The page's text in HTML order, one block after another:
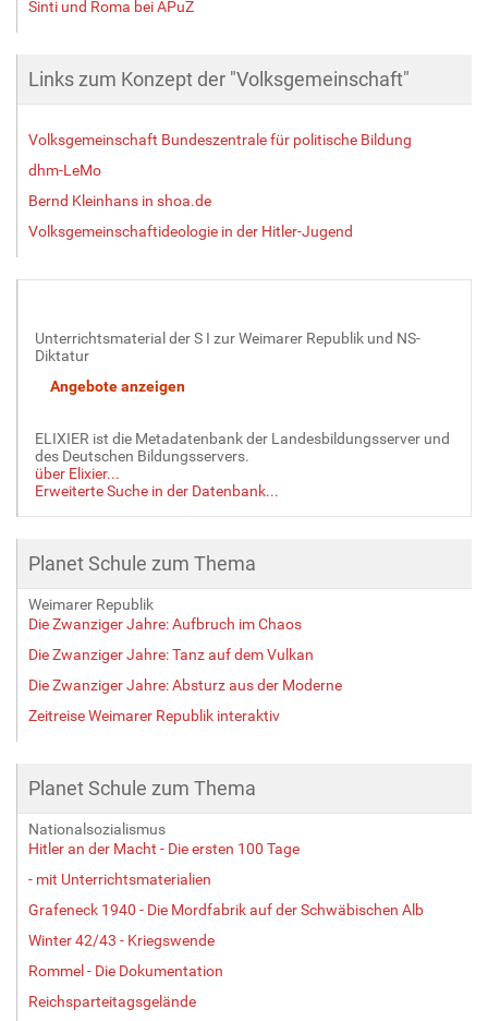
Sinti und Roma bei APuZ
Links zum Konzept der "Volksgemeinschaft"
Volksgemeinschaft Bundeszentrale für politische Bildung
dhm-LeMo
Bernd Kleinhans in shoa.de
Volksgemeinschaftideologie in der Hitler-Jugend
Unterrichtsmaterial der S I zur Weimarer Republik und NS-
Diktatur
ELIXIER ist die Metadatenbank der Landesbildungsserver und
des Deutschen Bildungsservers.
über Elixier...
Erweiterte Suche in der Datenbank...
Planet Schule zum Thema
Weimarer Republik
Die Zwanziger Jahre: Aufbruch im Chaos
Die Zwanziger Jahre: Tanz auf dem Vulkan
Die Zwanziger Jahre: Absturz aus der Moderne
Zeitreise Weimarer Republik interaktiv
Planet Schule zum Thema
Nationalsozialismus
Hitler an der Macht - Die ersten 100 Tage
- mit Unterrichtsmaterialien
Grafeneck 1940 - Die Mordfabrik auf der Schwäbischen Alb
Winter 42/43 - Kriegswende
Rommel - Die Dokumentation
Reichsparteitagsgelände